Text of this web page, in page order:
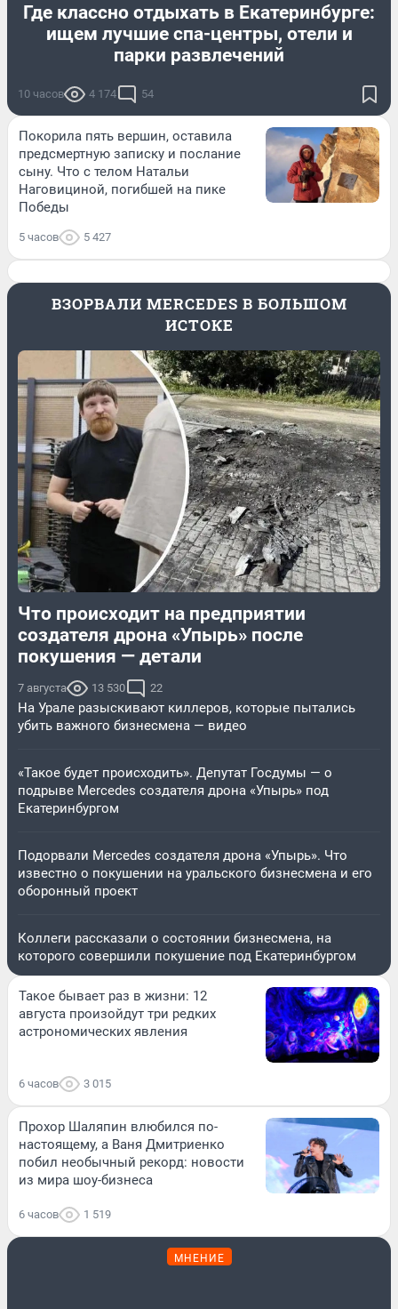
Где классно отдыхать в Екатеринбурге:
ищем лучшие спа-центры, отели и
парки развлечений
10 часов 4 174 54
Покорила пять вершин, оставила
предсмертную записку и послание
сыну. Что с телом Натальи
Наговициной, погибшей на пике
Победы
5 часов 5 427
ВЗОРВАЛИ MERCEDES В БОЛЬШОМ
ИСТОКЕ
Что происходит на предприятии
создателя дрона «Упырь» после
покушения — детали
7 августа 13 530 22
На Урале разыскивают киллеров, которые пытались
убить важного бизнесмена — видео
«Такое будет происходить». Депутат Госдумы — о
подрыве Mercedes создателя дрона «Упырь» под
Екатеринбургом
Подорвали Mercedes создателя дрона «Упырь». Что
известно о покушении на уральского бизнесмена и его
оборонный проект
Коллеги рассказали о состоянии бизнесмена, на
которого совершили покушение под Екатеринбургом
Такое бывает раз в жизни: 12
августа произойдут три редких
астрономических явления
6 часов 3 015
Прохор Шаляпин влюбился по-
настоящему, а Ваня Дмитриенко
побил необычный рекорд: новости
из мира шоу-бизнеса
6 часов 1 519
МНЕНИЕ